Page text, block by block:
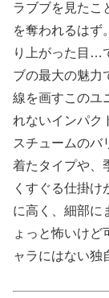
ラブブを見たこ
を奪われるはず
り上がった目…
ブの最大の魅力
線を画すこのユ
れないインパク
スチュームのバ
着たタイプや、
くすぐる仕掛け
に高く、細部に
ょっと怖いけど
ャラにはない独